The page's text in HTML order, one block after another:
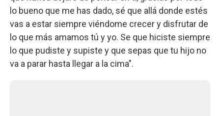
lo bueno que me has dado, sé que allá donde estés
vas a estar siempre viéndome crecer y disfrutar de
lo que más amamos tú y yo. Se que hiciste siempre
lo que pudiste y supiste y que sepas que tu hijo no
va a parar hasta llegar a la cima".